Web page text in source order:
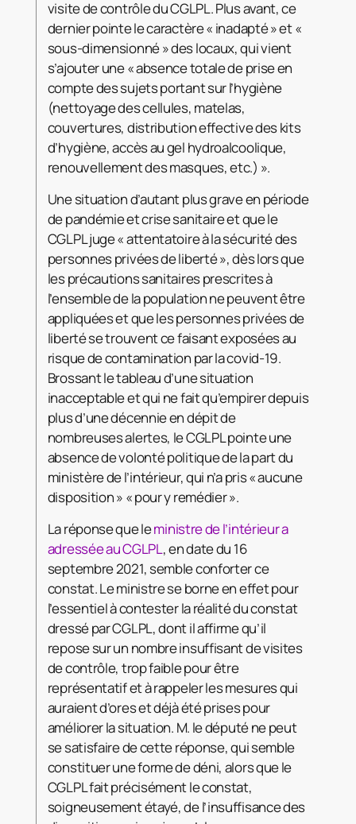
visite de contrôle du CGLPL. Plus avant, ce
dernier pointe le caractère « inadapté » et «
sous-dimensionné » des locaux, qui vient
s’ajouter une « absence totale de prise en
compte des sujets portant sur l’hygiène
(nettoyage des cellules, matelas,
couvertures, distribution effective des kits
d’hygiène, accès au gel hydroalcoolique,
renouvellement des masques, etc.) ».
Une situation d’autant plus grave en période
de pandémie et crise sanitaire et que le
CGLPL juge « attentatoire à la sécurité des
personnes privées de liberté », dès lors que
les précautions sanitaires prescrites à
l’ensemble de la population ne peuvent être
appliquées et que les personnes privées de
liberté se trouvent ce faisant exposées au
risque de contamination par la covid-19.
Brossant le tableau d’une situation
inacceptable et qui ne fait qu’empirer depuis
plus d’une décennie en dépit de
nombreuses alertes, le CGLPL pointe une
absence de volonté politique de la part du
ministère de l’intérieur, qui n’a pris « aucune
disposition » « pour y remédier ».
La réponse que leministre de l’intérieur a
adressée au CGLPL, en date du 16
septembre 2021, semble conforter ce
constat. Le ministre se borne en effet pour
l’essentiel à contester la réalité du constat
dressé par CGLPL, dont il affirme qu’il
repose sur un nombre insuffisant de visites
de contrôle, trop faible pour être
représentatif et à rappeler les mesures qui
auraient d’ores et déjà été prises pour
améliorer la situation. M. le député ne peut
se satisfaire de cette réponse, qui semble
constituer une forme de déni, alors que le
CGLPL fait précisément le constat,
soigneusement étayé, de l’insuffisance des